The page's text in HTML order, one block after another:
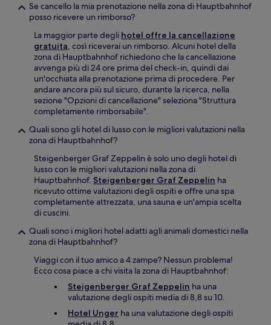
Se cancello la mia prenotazione nella zona di Hauptbahnhof
posso ricevere un rimborso?
La maggior parte degli hotel offre la cancellazione
gratuita, così riceverai un rimborso. Alcuni hotel della
zona di Hauptbahnhof richiedono che la cancellazione
avvenga più di 24 ore prima del check-in, quindi dai
un'occhiata alla prenotazione prima di procedere. Per
andare ancora più sul sicuro, durante la ricerca, nella
sezione "Opzioni di cancellazione" seleziona "Struttura
completamente rimborsabile".
Quali sono gli hotel di lusso con le migliori valutazioni nella
zona di Hauptbahnhof?
Steigenberger Graf Zeppelin è solo uno degli hotel di
lusso con le migliori valutazioni nella zona di
Hauptbahnhof. Steigenberger Graf Zeppelin ha
ricevuto ottime valutazioni degli ospiti e offre una spa
completamente attrezzata, una sauna e un'ampia scelta
di cuscini.
Quali sono i migliori hotel adatti agli animali domestici nella
zona di Hauptbahnhof?
Viaggi con il tuo amico a 4 zampe? Nessun problema!
Ecco cosa piace a chi visita la zona di Hauptbahnhof:
Steigenberger Graf Zeppelin ha una
valutazione degli ospiti media di 8,8 su 10.
Hotel Unger ha una valutazione degli ospiti